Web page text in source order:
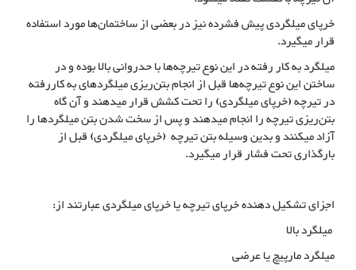
خرپای میلگردی پیش فشرده نیز در بعضی از ساختمان‌ها مورد استفاده
قرار میگیرد.
میلگرد به کار رفته در این نوع تیرچه‌ها با حدروانی بالا بوده و در
ساختن این نوع تیرچه‌ها قبل از انجام بتن‌ریزی میلگردهای به کاررفته
در تیرچه (خرپای میلگردی) را تحت کشش قرار میدهند و آن گاه
بتن‌ریزی تیرچه را انجام میدهند و پس از سخت شدن بتن میلگردها را
آزاد میکنند و بدین وسیله بتن تیرچه (خرپای میلگردی) قبل از
بارگذاری تحت فشار قرار میگیرد.
اجزای تشکیل دهنده خرپای تیرچه یا خرپای میلگردی عبارتند از:
میلگرد بالا
میلگرد مارپیچ یا عرضی